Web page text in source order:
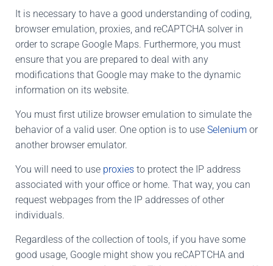
It is necessary to have a good understanding of coding,
browser emulation, proxies, and reCAPTCHA solver in
order to scrape Google Maps. Furthermore, you must
ensure that you are prepared to deal with any
modifications that Google may make to the dynamic
information on its website.
You must first utilize browser emulation to simulate the
behavior of a valid user. One option is to use Selenium or
another browser emulator.
You will need to use proxies to protect the IP address
associated with your office or home. That way, you can
request webpages from the IP addresses of other
individuals.
Regardless of the collection of tools, if you have some
good usage, Google might show you reCAPTCHA and